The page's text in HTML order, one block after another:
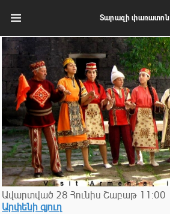
Տարազի փառատոն
Ավարտված 28 Հունիս Շաբաթ 11:00
Արփենի գյուղ